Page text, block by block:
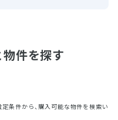
件を探す
条件から、購入可能な物件を検索い